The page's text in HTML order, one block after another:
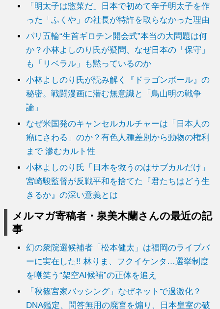
「明太子は惣菜だ」日本で初めて辛子明太子を作
った「ふくや」の社長が特許を取らなかった理由
パリ五輪“生首ギロチン開会式”本当の大問題は何
か？小林よしのり氏が疑問、なぜ日本の「保守」
も「リベラル」も黙っているのか
小林よしのり氏が読み解く『ドラゴンボール』の
秘密。戦闘漫画に潜む無意識と「鳥山明の戦争
論」
なぜ米国発のキャンセルカルチャーは「日本人の
癪にさわる」のか？有色人種差別から動物の権利
まで 滲むカルト性
小林よしのり氏「日本を救うのはサブカルだけ」
宮崎駿監督が反戦平和を捨てた『君たちはどう生
きるか』の深い意義とは
メルマガ寄稿者・泉美木蘭さんの最近の記
事
幻の衆院選候補者「松本健太」は福岡のライブバ
ーに実在した!! 林りま、フクイケンタ…選挙制度
を嘲笑う“架空AI候補”の正体を追え
「秋篠宮家バッシング」なぜネットで過激化？
DNA鑑定、問答無用の廃宮を煽り、日本皇室の破